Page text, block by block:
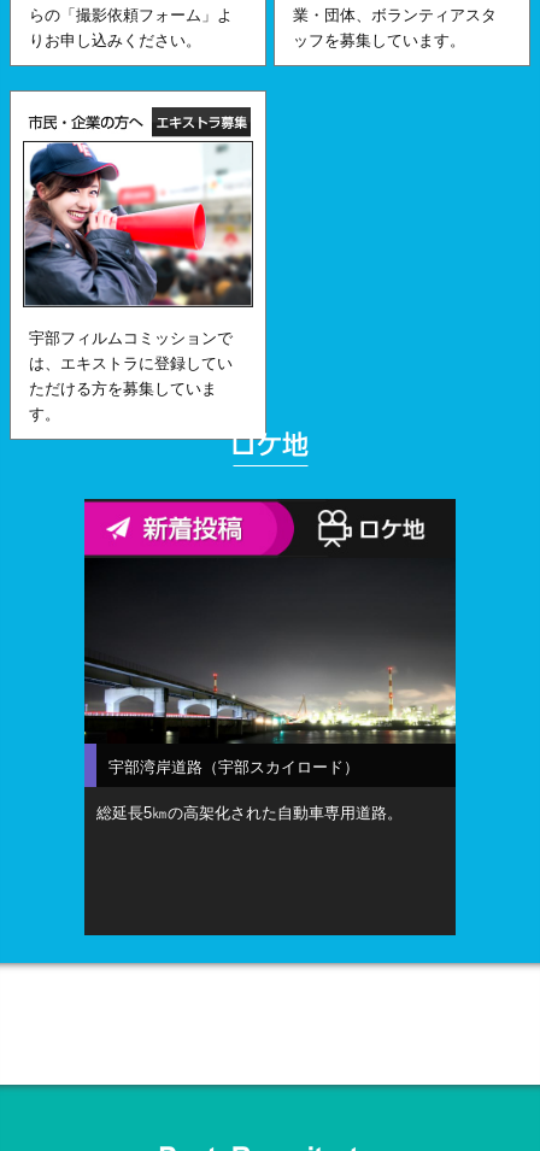
らの「撮影依頼フォーム」よ
りお申し込みください。
業・団体、ボランティアスタ
ッフを募集しています。
宇部フィルムコミッションで
は、エキストラに登録してい
ただける方を募集していま
す。
宇部湾岸道路（宇部スカイロード）
総延長5㎞の高架化された自動車専用道路。